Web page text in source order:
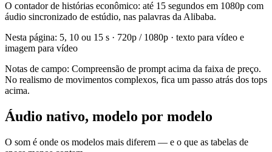
O contador de histórias econômico: até 15 segundos em 1080p com
áudio sincronizado de estúdio, nas palavras da Alibaba.
Nesta página: 5, 10 ou 15 s · 720p / 1080p · texto para vídeo e
imagem para vídeo
Notas de campo: Compreensão de prompt acima da faixa de preço.
No realismo de movimentos complexos, fica um passo atrás dos tops
acima.
Áudio nativo, modelo por modelo
O som é onde os modelos mais diferem — e o que as tabelas de